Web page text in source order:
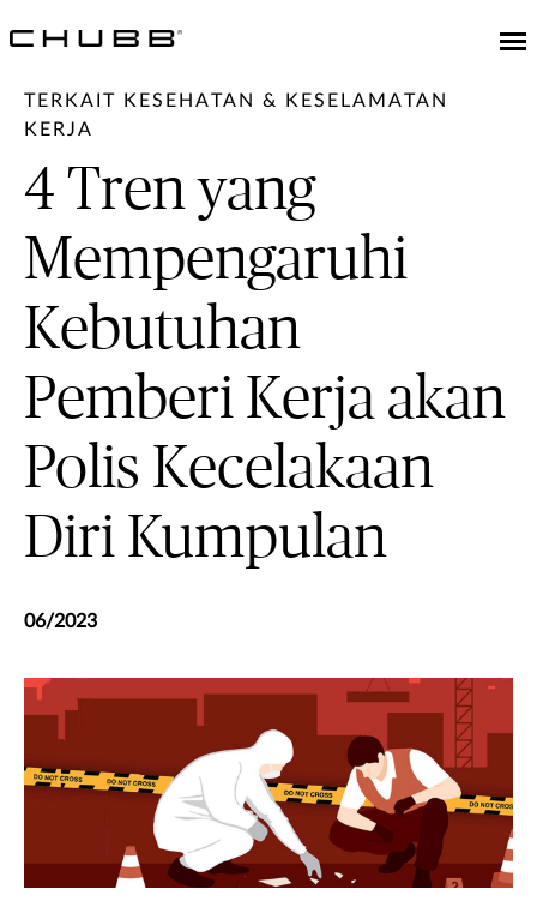
TERKAIT KESEHATAN & KESELAMATAN
KERJA
4 Tren yang
Mempengaruhi
Kebutuhan
Pemberi Kerja akan
Polis Kecelakaan
Diri Kumpulan
06/2023